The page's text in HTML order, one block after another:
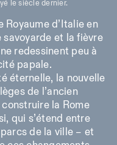
sur rendez-vous
anglais)
10€ par personne
réservations:
non admis
le siècle dernier.
Royaume d’Italie en
et la fièvre
redessinent peu à
papale.
éternelle, la nouvelle
de l’ancien
la Rome
qui s’étend entre
de la ville – et